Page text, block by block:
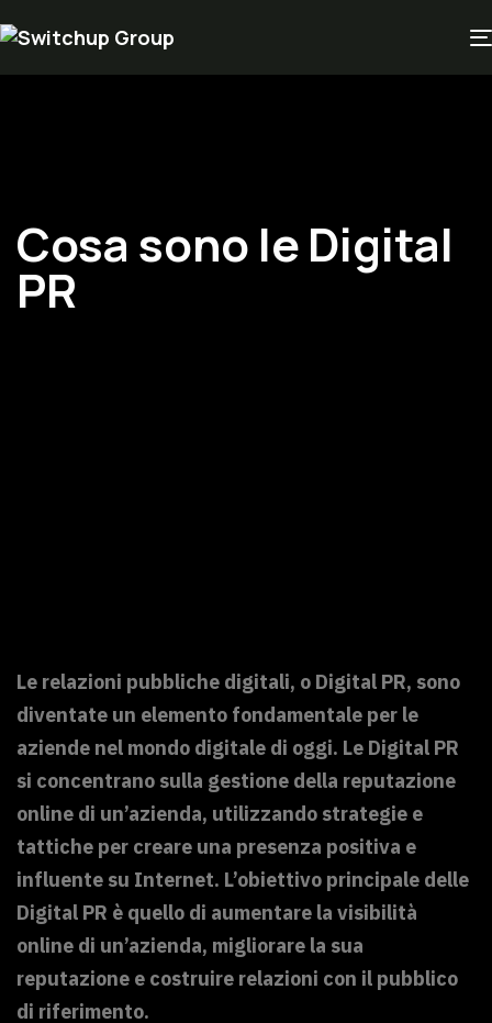
Cosa sono le Digital
PR
Le relazioni pubbliche digitali, o Digital PR, sono
diventate un elemento fondamentale per le
aziende nel mondo digitale di oggi. Le Digital PR
si concentrano sulla gestione della reputazione
online di un’azienda, utilizzando strategie e
tattiche per creare una presenza positiva e
influente su Internet. L’obiettivo principale delle
Digital PR è quello di aumentare la visibilità
online di un’azienda, migliorare la sua
reputazione e costruire relazioni con il pubblico
di riferimento.